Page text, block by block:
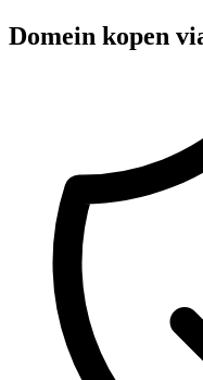
Domein kopen